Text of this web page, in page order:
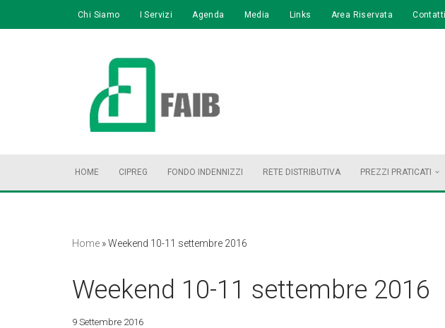
Chi Siamo I Servizi Agenda Media Links Area Riservata Contatti
HOME CIPREG FONDO INDENNIZZI RETE DISTRIBUTIVA PREZZI PRATICATI
Home »Weekend 10-11 settembre 2016
Weekend 10-11 settembre 2016
9 Settembre 2016